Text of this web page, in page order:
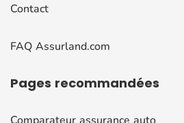
Contact
FAQ Assurland.com
Pages recommandées